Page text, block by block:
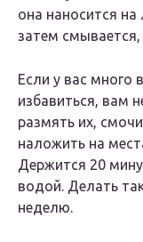
она наносится
затем
Если у вас много
избавиться, вам
размять их,
наложить на
Держится 20
водой. Делать
неделю.